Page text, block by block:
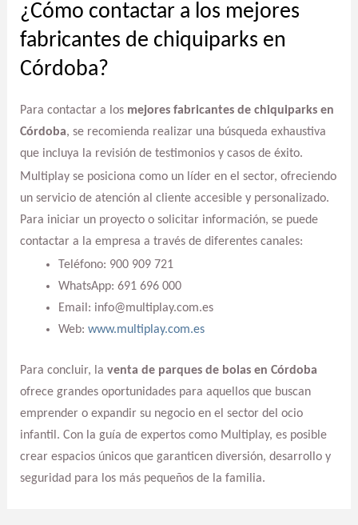
¿Cómo contactar a los mejores
fabricantes de chiquiparks en
Córdoba?
Para contactar a los mejores fabricantes de chiquiparks en
Córdoba, se recomienda realizar una búsqueda exhaustiva
que incluya la revisión de testimonios y casos de éxito.
Multiplay se posiciona como un líder en el sector, ofreciendo
un servicio de atención al cliente accesible y personalizado.
Para iniciar un proyecto o solicitar información, se puede
contactar a la empresa a través de diferentes canales:
Teléfono: 900 909 721
WhatsApp: 691 696 000
Email: info@multiplay.com.es
Web: www.multiplay.com.es
Para concluir, la venta de parques de bolas en Córdoba
ofrece grandes oportunidades para aquellos que buscan
emprender o expandir su negocio en el sector del ocio
infantil. Con la guía de expertos como Multiplay, es posible
crear espacios únicos que garanticen diversión, desarrollo y
seguridad para los más pequeños de la familia.